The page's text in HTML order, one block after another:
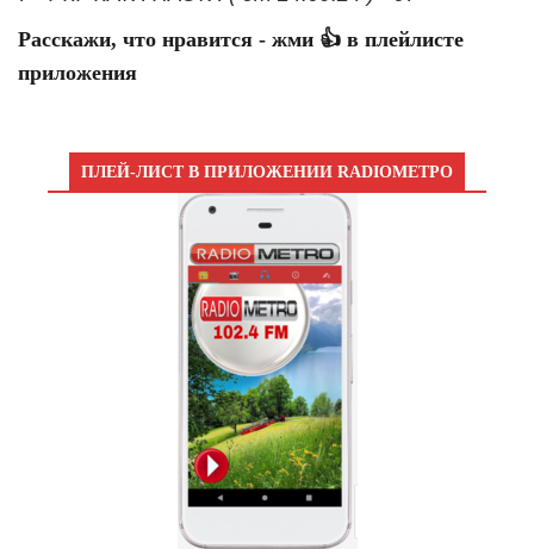
Расскажи, что нравится - жми 👍 в плейлисте
приложения
ПЛЕЙ-ЛИСТ В ПРИЛОЖЕНИИ RADIOМЕТРО